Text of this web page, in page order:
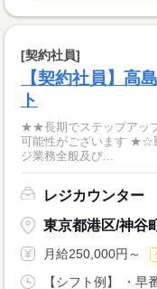
[契約社員]
【契約社員】高
ト
★★長期でステップアッ
可能性がございます ★☆勤務場所：麻布台ヒルズマーケット ※『レ
ジ業務全般及び...
レジカウンター
東京都港区/神谷
月給250,000円～
【シフト例】 ・